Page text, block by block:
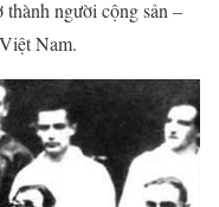
người cộng sản –
Nam.